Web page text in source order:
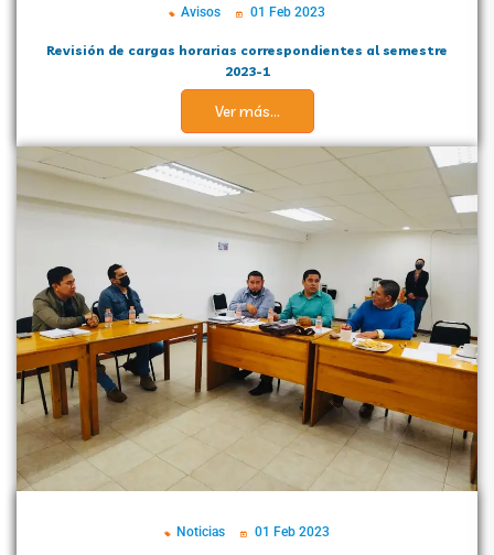
Avisos 01 Feb 2023
Revisión de cargas horarias correspondientes al semestre
2023-1
Ver más...
Noticias 01 Feb 2023